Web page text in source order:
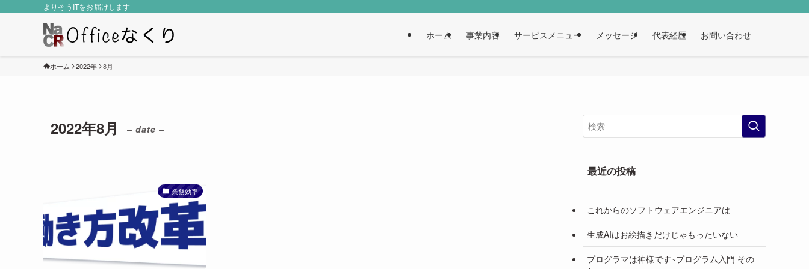
よりそうITをお届けします
ホーム 事業内容 サービスメニュー メッセージ 代表経歴 お問い合わせ
ホーム 2022年 8月
2022年8月 – date –
業務効率
最近の投稿
これからのソフトウェアエンジニアは
生成AIはお絵描きだけじゃもったいない
プログラマは神様です~プログラム入門 その